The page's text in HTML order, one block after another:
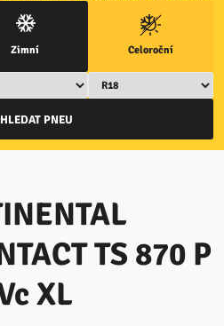
Zimní Celoroční
TS 870 P
XL